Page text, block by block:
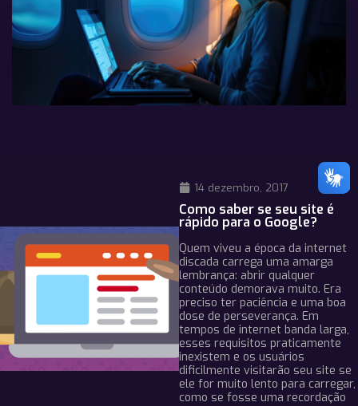
14 dezembro, 2017
Como saber se seu site é
rápido para o Google?
Quem viveu a época da internet
discada carrega uma amarga
lembrança: abrir qualquer
conteúdo demorava muito. Era
preciso ter paciência e uma boa
dose de perseverança. Em
tempos de internet banda larga,
esses requisitos praticamente
inexistem e os usuários
dificilmente visitarão seu site se
ele for muito lento para carregar,
como se fosse uma recordação